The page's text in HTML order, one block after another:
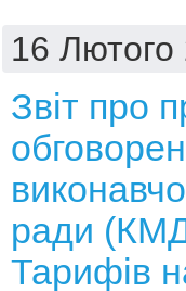
16 Лютого
Звіт про
ради
Тарифів